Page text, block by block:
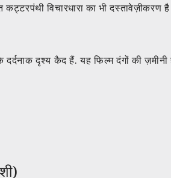
विचारधारा का भी
दृश्य कैद हैं. यह फिल्म दंगों की